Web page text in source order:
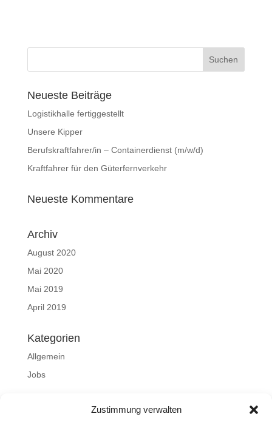
Zustimmung verwalten
Neueste Beiträge
Logistikhalle fertiggestellt
Unsere Kipper
Berufskraftfahrer/in – Containerdienst (m/w/d)
Kraftfahrer für den Güterfernverkehr
Neueste Kommentare
Archiv
August 2020
Mai 2020
Mai 2019
April 2019
Kategorien
Allgemein
Jobs